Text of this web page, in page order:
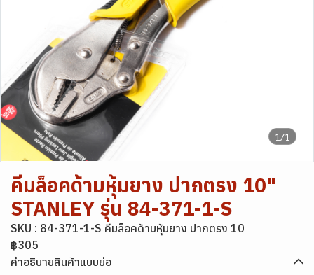
1/1
คีมล็อคด้ามหุ้มยาง ปากตรง 10"
STANLEY รุ่น 84-371-1-S
SKU : 84-371-1-S คีมล็อคด้ามหุ้มยาง ปากตรง 10
฿305
คำอธิบายสินค้าแบบย่อ